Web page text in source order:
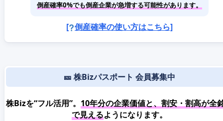
倒産確率0%でも倒産企業が急増する可能性があります。
[ 倒産確率の使い方はこちら]
🎫 株Bizパスポート 会員募集中
株Bizを“フル活用”。 10年分の企業価値と、割安・割高が全
で見えるようになります。